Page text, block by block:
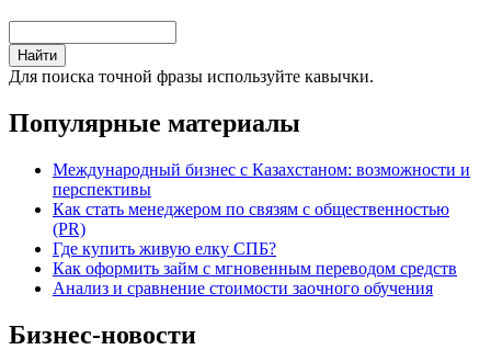
Для поиска точной фразы используйте кавычки.
Популярные материалы
Международный бизнес с Казахстаном: возможности и
перспективы
Как стать менеджером по связям с общественностью
(PR)
Где купить живую елку СПБ?
Как оформить займ с мгновенным переводом средств
Анализ и сравнение стоимости заочного обучения
Бизнес-новости